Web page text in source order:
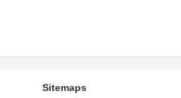
Sitemaps